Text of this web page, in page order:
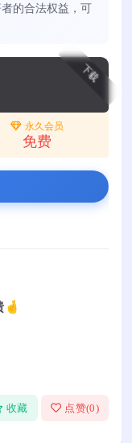
的合法权益，可
下载
永久会员
免费
🤞
收藏 点赞(0)